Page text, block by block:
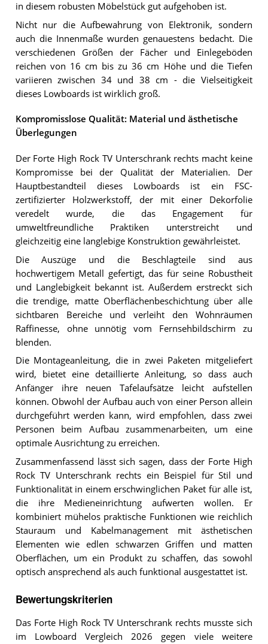
in diesem robusten Möbelstück gut aufgehoben ist.
Nicht nur die Aufbewahrung von Elektronik, sondern
auch die Innenmaße wurden genauestens bedacht. Die
verschiedenen Größen der Fächer und Einlegeböden
reichen von 16 cm bis zu 36 cm Höhe und die Tiefen
variieren zwischen 34 und 38 cm - die Vielseitigkeit
dieses Lowboards ist wirklich groß.
Kompromisslose Qualität: Material und ästhetische
Überlegungen
Der Forte High Rock TV Unterschrank rechts macht keine
Kompromisse bei der Qualität der Materialien. Der
Hauptbestandteil dieses Lowboards ist ein FSC-
zertifizierter Holzwerkstoff, der mit einer Dekorfolie
veredelt wurde, die das Engagement für
umweltfreundliche Praktiken unterstreicht und
gleichzeitig eine langlebige Konstruktion gewährleistet.
Die Auszüge und die Beschlagteile sind aus
hochwertigem Metall gefertigt, das für seine Robustheit
und Langlebigkeit bekannt ist. Außerdem erstreckt sich
die trendige, matte Oberflächenbeschichtung über alle
sichtbaren Bereiche und verleiht den Wohnräumen
Raffinesse, ohne unnötig vom Fernsehbildschirm zu
blenden.
Die Montageanleitung, die in zwei Paketen mitgeliefert
wird, bietet eine detaillierte Anleitung, so dass auch
Anfänger ihre neuen Tafelaufsätze leicht aufstellen
können. Obwohl der Aufbau auch von einer Person allein
durchgeführt werden kann, wird empfohlen, dass zwei
Personen beim Aufbau zusammenarbeiten, um eine
optimale Ausrichtung zu erreichen.
Zusammenfassend lässt sich sagen, dass der Forte High
Rock TV Unterschrank rechts ein Beispiel für Stil und
Funktionalität in einem erschwinglichen Paket für alle ist,
die ihre Medieneinrichtung aufwerten wollen. Er
kombiniert mühelos praktische Funktionen wie reichlich
Stauraum und Kabelmanagement mit ästhetischen
Elementen wie edlen schwarzen Griffen und matten
Oberflächen, um ein Produkt zu schaffen, das sowohl
optisch ansprechend als auch funktional ausgestattet ist.
Bewertungskriterien
Das Forte High Rock TV Unterschrank rechts musste sich
im Lowboard Vergleich 2026 gegen viele weitere